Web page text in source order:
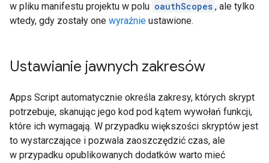
w pliku manifestu projektu w polu oauthScopes , ale tylko
wtedy, gdy zostały one wyraźnie ustawione.
Ustawianie jawnych zakresów
Apps Script automatycznie określa zakresy, których skrypt
potrzebuje, skanując jego kod pod kątem wywołań funkcji,
które ich wymagają. W przypadku większości skryptów jest
to wystarczające i pozwala zaoszczędzić czas, ale
w przypadku opublikowanych dodatków warto mieć